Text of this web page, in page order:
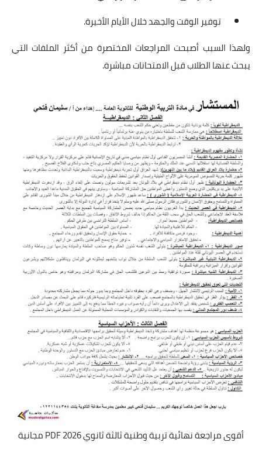
توفير الوقت والجهد خلال الأيام الأخيرة.
ولهذا السبب أصبحت المراجعات المختصرة من أكثر الملفات التي
يبحث عنها الطلاب قبل الامتحانات مباشرة.
أقوى مراجعة نهائية تربية وطنية ثالثة ثانوي 2026 PDF مجانية